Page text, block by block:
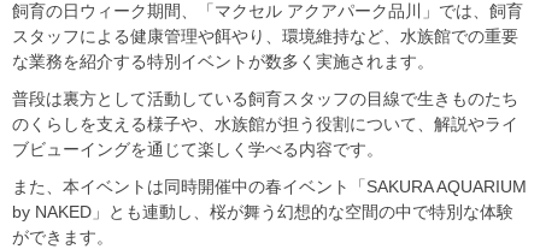
飼育の日ウィーク期間、「マクセル アクアパーク品川」では、飼育
スタッフによる健康管理や餌やり、環境維持など、水族館での重要
な業務を紹介する特別イベントが数多く実施されます。
普段は裏方として活動している飼育スタッフの目線で生きものたち
のくらしを支える様子や、水族館が担う役割について、解説やライ
ブビューイングを通じて楽しく学べる内容です。
また、本イベントは同時開催中の春イベント「SAKURA AQUARIUM
by NAKED」とも連動し、桜が舞う幻想的な空間の中で特別な体験
ができます。